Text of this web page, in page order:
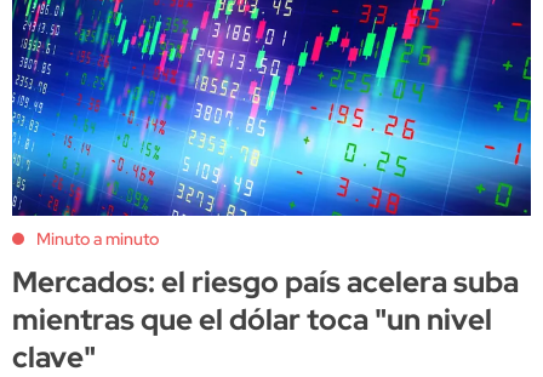
Minuto a minuto
Mercados: el riesgo país acelera suba
mientras que el dólar toca "un nivel
clave"